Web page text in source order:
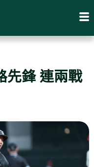
先鋒 連兩戰